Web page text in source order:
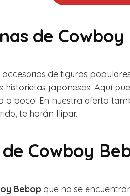
de
de figuras
japonesas. Aquí
a poco! En nuestra oferta
te harán flipar.
Cowboy
Bebop que no se